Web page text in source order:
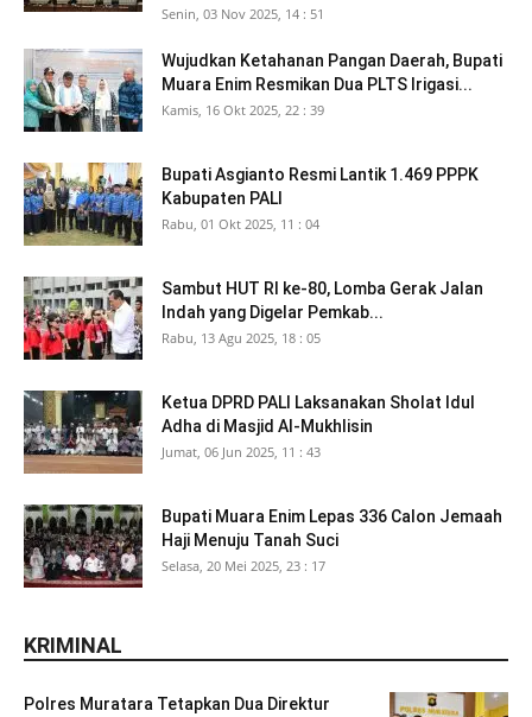
Senin, 03 Nov 2025, 14 : 51
Wujudkan Ketahanan Pangan Daerah, Bupati
Muara Enim Resmikan Dua PLTS Irigasi...
Kamis, 16 Okt 2025, 22 : 39
Bupati Asgianto Resmi Lantik 1.469 PPPK
Kabupaten PALI
Rabu, 01 Okt 2025, 11 : 04
Sambut HUT RI ke-80, Lomba Gerak Jalan
Indah yang Digelar Pemkab...
Rabu, 13 Agu 2025, 18 : 05
Ketua DPRD PALI Laksanakan Sholat Idul
Adha di Masjid Al-Mukhlisin
Jumat, 06 Jun 2025, 11 : 43
Bupati Muara Enim Lepas 336 Calon Jemaah
Haji Menuju Tanah Suci
Selasa, 20 Mei 2025, 23 : 17
KRIMINAL
Polres Muratara Tetapkan Dua Direktur